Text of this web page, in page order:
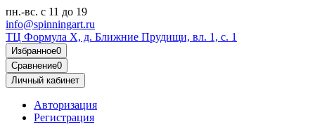
пн.-вс. с 11 до 19
info@spinningart.ru
ТЦ Формула X, д. Ближние Прудищи, вл. 1, с. 1
Избранное0
Сравнение0
Личный кабинет
Авторизация
Регистрация